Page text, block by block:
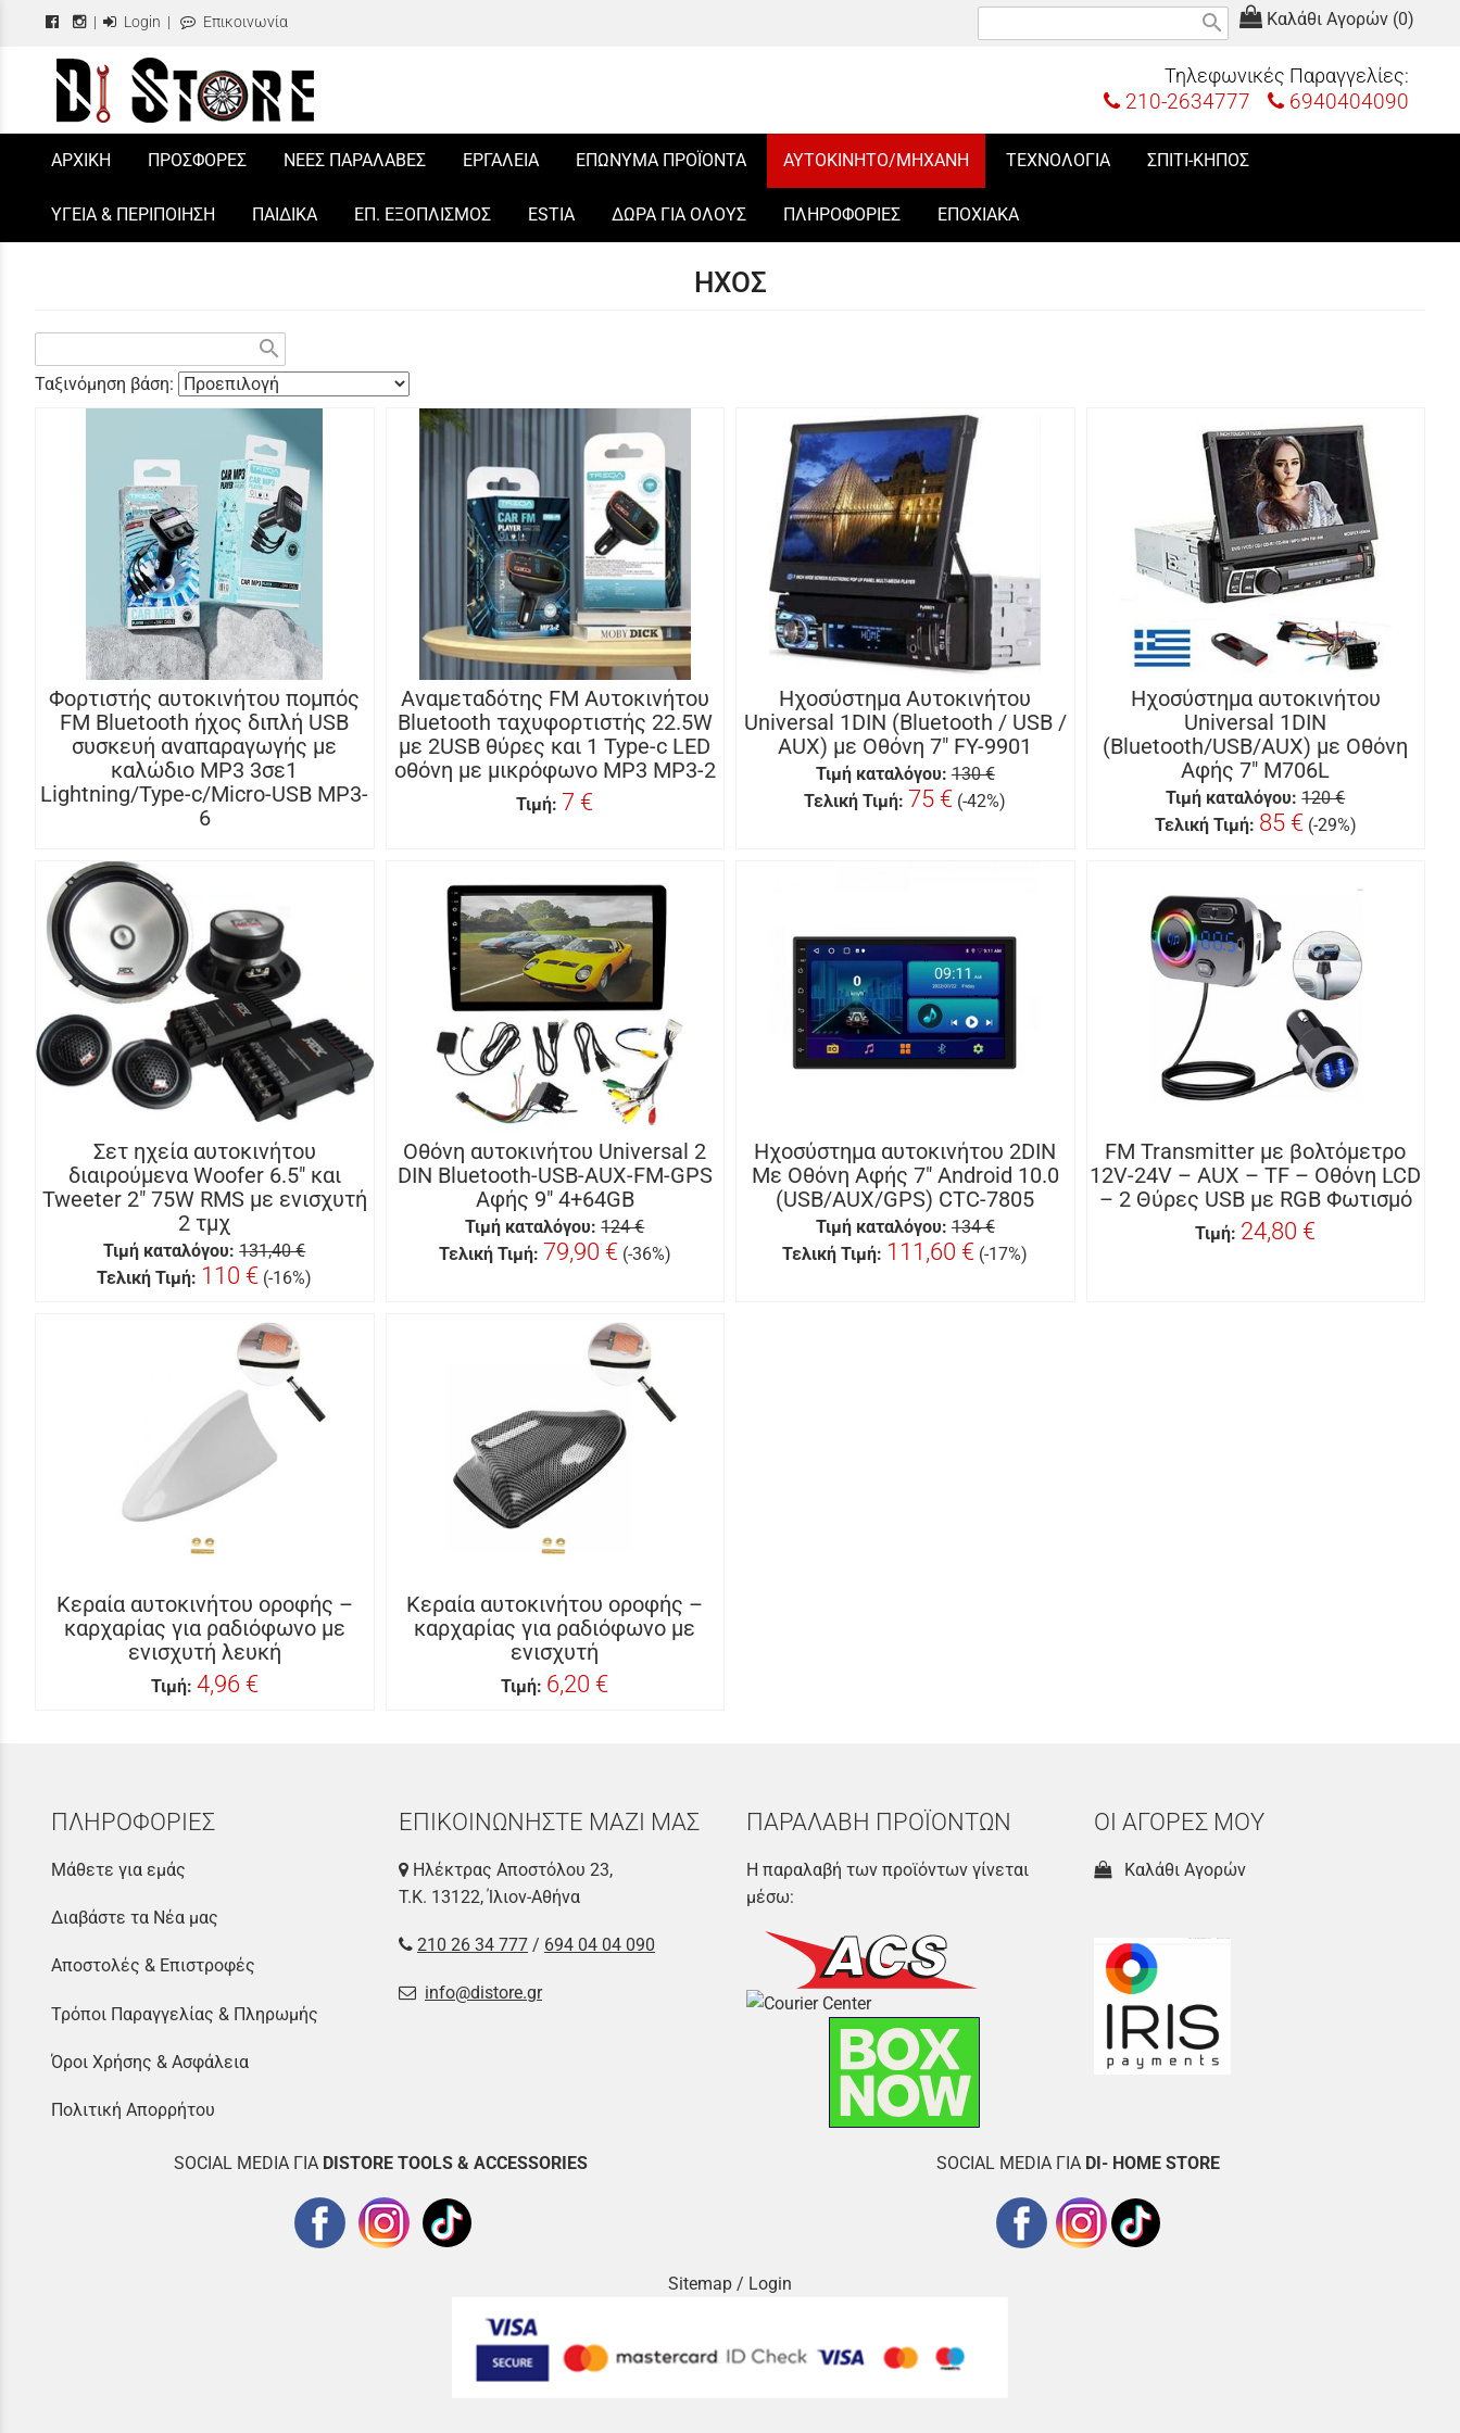
| Login | Επικοινωνία Καλάθι Αγορών (0)
search
Τηλεφωνικές Παραγγελίες:
210-2634777 6940404090
/
ΑΡΧΙΚΗ ΠΡΟΣΦΟΡΕΣ ΝΕΕΣ ΠΑΡΑΛΑΒΕΣ ΕΡΓΑΛΕΙΑ ΕΠΩΝΥΜΑ ΠΡΟΪΟΝΤΑ ΑΥΤΟΚΙΝΗΤΟ/ΜΗΧΑΝΗ ΤΕΧΝΟΛΟΓΙΑ ΣΠΙΤΙ-ΚΗΠΟΣ
ΥΓΕΙΑ & ΠΕΡΙΠΟΙΗΣΗ ΠΑΙΔΙΚΑ ΕΠ. ΕΞΟΠΛΙΣΜΟΣ ESTIA ΔΩΡΑ ΓΙΑ ΟΛΟΥΣ ΠΛΗΡΟΦΟΡΙΕΣ ΕΠΟΧΙΑΚΑ
ΗΧΟΣ
search
Ταξινόμηση βάση:
Φορτιστής αυτοκινήτου πομπός
FM Bluetooth ήχος διπλή USB
συσκευή αναπαραγωγής με
καλώδιο MP3 3σε1
Lightning/Type-c/Micro-USB MP3-
6
Αναμεταδότης FM Αυτοκινήτου
Bluetooth ταχυφορτιστής 22.5W
με 2USB θύρες και 1 Type-c LED
οθόνη με μικρόφωνο MP3 MP3-2
Τιμή: 7 €
Ηχοσύστημα Αυτοκινήτου
Universal 1DIN (Bluetooth / USB /
AUX) με Οθόνη 7″ FY-9901
Τιμή καταλόγου: 130 €
Τελική Τιμή: 75 € (-42%)
Ηχοσύστημα αυτοκινήτου
Universal 1DIN
(Bluetooth/USB/AUX) με Οθόνη
Αφής 7″ M706L
Τιμή καταλόγου: 120 €
Τελική Τιμή: 85 € (-29%)
Σετ ηχεία αυτοκινήτου
διαιρούμενα Woofer 6.5″ και
Tweeter 2″ 75W RMS με ενισχυτή
2 τμχ
Τιμή καταλόγου: 131,40 €
Τελική Τιμή: 110 € (-16%)
Οθόνη αυτοκινήτου Universal 2
DIN Bluetooth-USB-AUX-FM-GPS
Αφής 9″ 4+64GB
Τιμή καταλόγου: 124 €
Τελική Τιμή: 79,90 € (-36%)
Ηχοσύστημα αυτοκινήτου 2DIN
Με Οθόνη Αφής 7″ Android 10.0
(USB/AUX/GPS) CTC-7805
Τιμή καταλόγου: 134 €
Τελική Τιμή: 111,60 € (-17%)
FM Transmitter με βολτόμετρο
12V-24V – AUX – TF – Οθόνη LCD
– 2 Θύρες USB με RGB Φωτισμό
Τιμή: 24,80 €
Κεραία αυτοκινήτου οροφής –
καρχαρίας για ραδιόφωνο με
ενισχυτή λευκή
Τιμή: 4,96 €
Κεραία αυτοκινήτου οροφής –
καρχαρίας για ραδιόφωνο με
ενισχυτή
Τιμή: 6,20 €
ΠΛΗΡΟΦΟΡΙΕΣ
Μάθετε για εμάς
Διαβάστε τα Νέα μας
Αποστολές & Επιστροφές
Τρόποι Παραγγελίας & Πληρωμής
Όροι Χρήσης & Ασφάλεια
Πολιτική Απορρήτου
ΕΠΙΚΟΙΝΩΝΗΣΤΕ ΜΑΖΙ ΜΑΣ
Ηλέκτρας Αποστόλου 23,
Τ.Κ. 13122, Ίλιον-Αθήνα
210 26 34 777 / 694 04 04 090
info@distore.gr
ΠΑΡΑΛΑΒΗ ΠΡΟΪΟΝΤΩΝ
Η παραλαβή των προϊόντων γίνεται
μέσω:
ΟΙ ΑΓΟΡΕΣ ΜΟΥ
Καλάθι Αγορών
SOCIAL MEDIA ΓΙΑ DISTORE TOOLS & ACCESSORIES SOCIAL MEDIA ΓΙΑ DI- HOME STORE
Sitemap / Login